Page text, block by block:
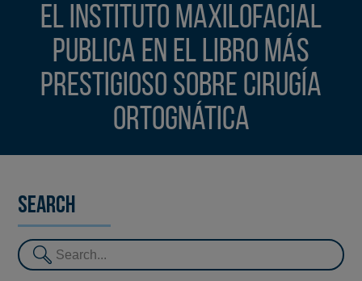
El Instituto Maxilofacial
publica en el libro más
prestigioso sobre cirugía
ortognática
Search